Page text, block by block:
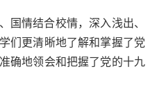
国情结合校情，深入浅出、
们更清晰地了解和掌握了党
确地领会和把握了党的十九